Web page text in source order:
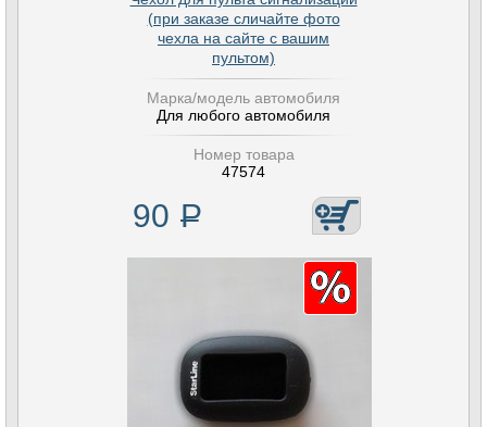
(при заказе сличайте фото
чехла на сайте с вашим
пультом)
Марка/модель автомобиля
Для любого автомобиля
Номер товара
47574
90 Р